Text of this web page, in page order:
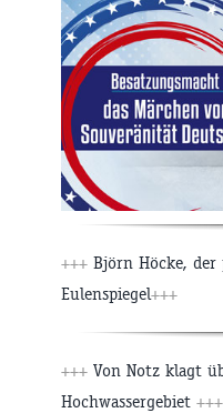
+++ Björn Höcke,
Eulenspiegel+++
+++ Von Notz klagt
Hochwassergebiet +++